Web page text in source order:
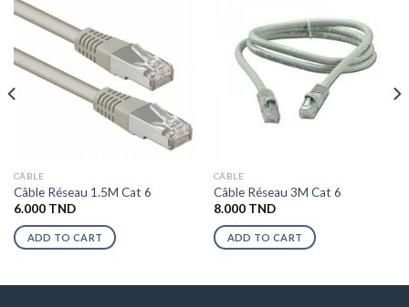
CÂBLE
Câble Réseau 1.5M Cat 6
6.000 TND
ADD TO CART
CÂBLE
Câble Réseau 3M Cat 6
8.000 TND
ADD TO CART